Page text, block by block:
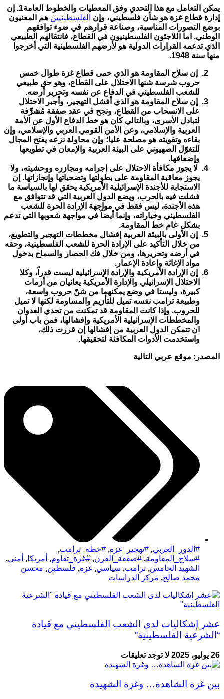
يمكن التعامل مع هذا التحدي وفق المعطيات والخطوط العامة1. إن
إدارة قطاع غزة هو شأن فلسطيني، وإن الفلسطينيين هم المعنيون
بوضع التصورات المناسبة، وصناعة قرارهم في ضوء توافقهم
الوطني. اما اللاجئون الفلسطينيون في القطاع، فانتقالهم الطبيعي
الذي تدعمه القرارات الدولية هو لأرضهم الفلسطينية التي أخرجوا
منها سنة 1948.
إن سلاح المقاومة هو الذي حمى قطاع غزة طوال خمس
حروب شرسة شنها الاحتلال على القطاع، وهو حق طبيعي
للشعب الفلسطيني في الدفاع عن نفسه وتحرير أرضه.
إن سلاح المقاومة هو الذي أفشل التهجير، وأجبر الاحتلال
على الانسحاب من القطاع، ونجح في عقد صفقة مُشرِّفة
لتبادل الأسرى، وبالتالي كان هو خط الدفاع الأول عن الأمة
العربية والإسلامي، وعن الأمن القومي العربي والإسلامي، وإن
بقاءه وتقويته هو مصلحة عليا؛ وإن محاولة نزعه يفتح المجال
للتغوّل الصهيوني على البيئة العربية والإمعان في تطويعها
وإضعافها.
لا يجوز مكافأة الاحتلال على إجرامه ومجازره ووحشيته، ولا
يجوز معاقبة المقاومة على بطولتها وتضحياتها وإنجازاتها. إن
الاستجابة للأجندة الإسرائيلية الأمريكية يحقق لها بالسياسة ما
فشلت فيه بالحرب، ويضع الدول العربية التي قد تتوافق مع
هذه الأجندة، ليس فقط في مواجهة الإرادة الحرة للشعب
الفلسطيني وخياراته، وإنما أيضاً في مواجهة شعوبها التي تدعم
بشكل عام خط المقاومة.
إن الأولى بالبيئة العربية إفشال مخططات التهجير والتطويع،
من خلال التأكيد على الإرادة الحرة للشعب الفلسطينية، وحقه
في أرضه وتحريرها، ومن خلال فك الحصار والسماح بدخول
مواد الإغاثة وإعادة الإعمار.
إن الإرادة الأمريكية والإرادة الإسرائيلية ليست قدراً، وكلا
الاحتلال الإسرائيلي والإدارة الأمريكية يعانيان من أزمات
كبيرة، وليستا في وضع يمكنهما من شنّ حروب واسعة،
وطبيعة ترامب نفسه تميل للتأزيم والمساومة لكنها لا تميل
للحروب. وإذا كانت المقاومة قد تمكنت من تحدي العدوان
والمخططات الإسرائيلية الأمريكية وإفشالها، فمن باب أولى
ان تتمكن الدول العربية من إفشالها إن قررت ذلك،
واستخدمت الأدوات المكافئة لتحقيقها.
المصدر: موقع عربي التالية
#الدور_العربي, #تهجير_غزة, #خطة_ترامب,
#سلاح_المقاومة, #صفقة_القرن, #غزة_تقاوم, أمریکا, أمني,
الشهيد الخامس, ترامب, سیاسي, غزه, فلسطین, محسن
محمد صالح, مركز الدراسات
عشر إشكاليات لدى الشعب الفلسطيني مع قيادة
“الشرعية الفلسطينية”
26 يوليو، 2025 لا توجد تعليقات
بين غزة الشاهدة… وغزة الشهيدة